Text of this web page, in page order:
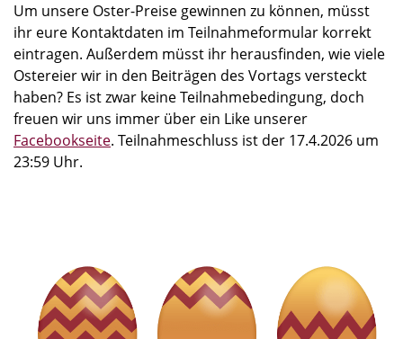
Um unsere Oster-Preise gewinnen zu können, müsst
ihr eure Kontaktdaten im Teilnahmeformular korrekt
eintragen. Außerdem müsst ihr herausfinden, wie viele
Ostereier wir in den Beiträgen des Vortags versteckt
haben? Es ist zwar keine Teilnahmebedingung, doch
freuen wir uns immer über ein Like unserer
Facebookseite. Teilnahmeschluss ist der 17.4.2026 um
23:59 Uhr.